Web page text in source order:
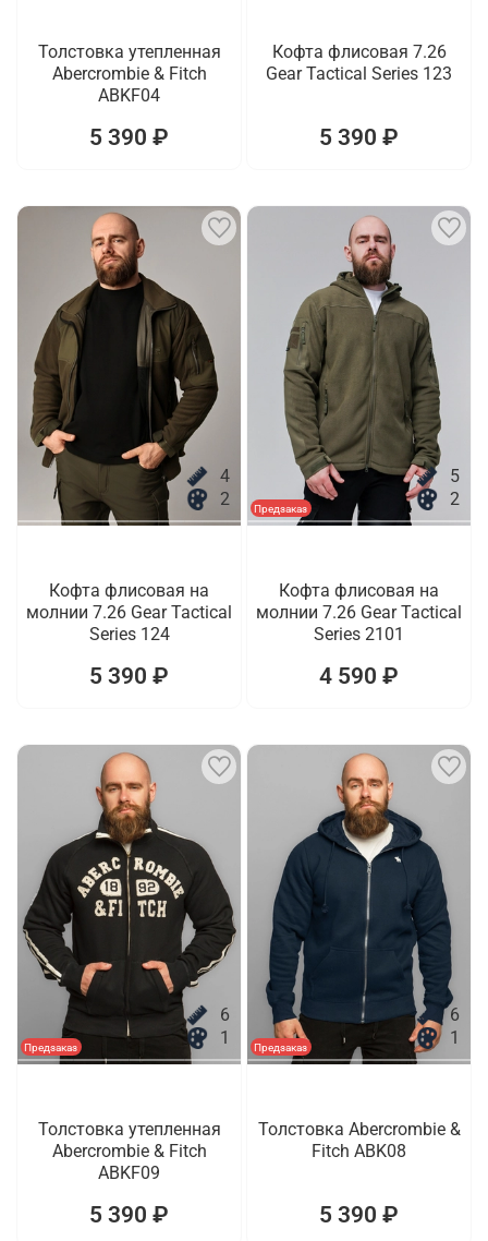
Толстовка утепленная
Abercrombie & Fitch
ABKF04
5 390 ₽
Кофта флисовая 7.26
Gear Tactical Series 123
5 390 ₽
4
2
Кофта флисовая на
молнии 7.26 Gear Tactical
Series 124
5 390 ₽
Предзаказ
5
2
Кофта флисовая на
молнии 7.26 Gear Tactical
Series 2101
4 590 ₽
Предзаказ
6
1
Толстовка утепленная
Abercrombie & Fitch
ABKF09
5 390 ₽
Предзаказ
6
1
Толстовка Abercrombie &
Fitch ABK08
5 390 ₽